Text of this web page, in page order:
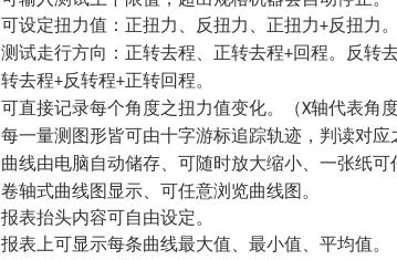
可设定扭力值：正扭力、反扭力、正扭力+反扭力。
测试走行方向：正转去程、正转去程+回程。反转
转去程+反转程+正转回程。
可直接记录每个角度之扭力值变化。（X轴代表角度
每一量测图形皆可由十字游标追踪轨迹，判读对
曲线由电脑自动储存、可随时放大缩小、一张纸可
卷轴式曲线图显示、可任意浏览曲线图。
报表抬头内容可自由设定。
报表上可显示每条曲线最大值、最小值、平均值。